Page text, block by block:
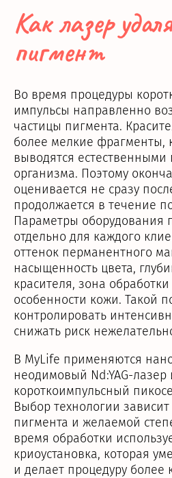
Как лазер
пигмент
Во время процедуры
импульсы направленно
частицы пигмента.
более мелкие фрагменты,
выводятся естественными
организма. Поэтому
оценивается не сразу
продолжается в течение
Параметры оборудования
отдельно для каждого
оттенок перманентного
насыщенность цвета,
красителя, зона
особенности кожи. Такой
контролировать
снижать риск
В MyLife применяются
неодимовый Nd:YAG-лазер
короткоимпульсный
Выбор технологии зависит
пигмента и желаемой
время обработки
криоустановка, которая
и делает процедуру более